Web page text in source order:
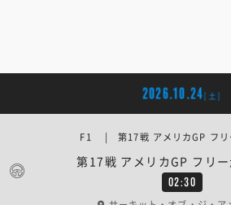
2026.10.24[土]
02:30
第17戦 アメリカGP フリ
F1 | 第17戦 アメリカGP フリ